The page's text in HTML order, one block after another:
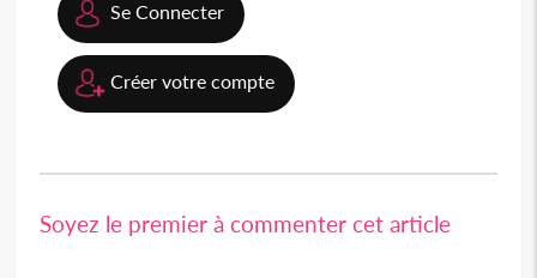
Se Connecter
Créer votre compte
Soyez le premier à commenter cet article